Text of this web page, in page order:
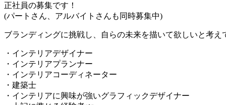
正社員の募集です！
(パートさん、アルバイトさんも同時募集中)
ブランディングに挑戦し、自らの未来を描いて欲しいと考え
・インテリアデザイナー
・インテリアプランナー
・インテリアコーディネーター
・建築士
・インテリアに興味が強いグラフィックデザイナー